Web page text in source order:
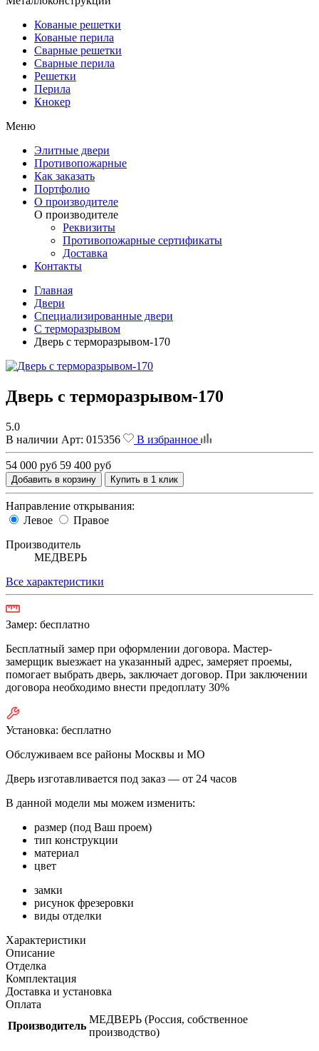
Кованые решетки
Кованые перила
Сварные решетки
Сварные перила
Решетки
Перила
Кнокер
Меню
Элитные двери
Противопожарные
Как заказать
Портфолио
О производителе
О производителе
Реквизиты
Противопожарные сертификаты
Доставка
Контакты
Главная
Двери
Специализированные двери
С терморазрывом
Дверь с терморазрывом-170
Дверь с терморазрывом-170
5.0
В наличии Арт: 015356 В избранное
54 000 руб 59 400 руб
Добавить в корзину Купить в 1 клик
Направление открывания:
Левое
Правое
Производитель
МЕДВЕРЬ
Все характеристики
Замер: бесплатно
Бесплатный замер при оформлении договора. Мастер-
замерщик выезжает на указанный адрес, замеряет проемы,
помогает выбрать дверь, заключает договор. При заключении
договора необходимо внести предоплату 30%
Установка: бесплатно
Обслуживаем все районы Москвы и МО
Дверь изготавливается под заказ — от 24 часов
В данной модели мы можем изменить:
размер (под Ваш проем)
тип конструкции
материал
цвет
замки
рисунок фрезеровки
виды отделки
Характеристики
Описание
Отделка
Комплектация
Доставка и установка
Оплата
Производитель
МЕДВЕРЬ (Россия, собственное
производство)